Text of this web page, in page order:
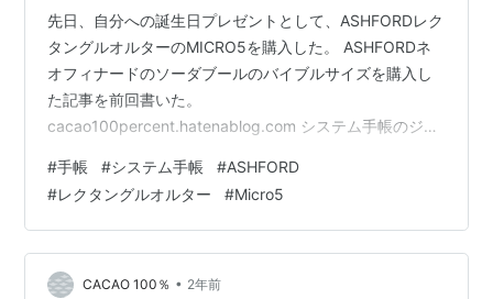
先日、自分への誕生日プレゼントとして、ASHFORDレク
タングルオルターのMICRO5を購入した。 ASHFORDネ
オフィナードのソーダブールのバイブルサイズを購入し
た記事を前回書いた。
cacao100percent.hatenablog.com システム手帳のジャ
ルオルターのMICRO5だった。 しかし、MICRO5はメイ
ン手帳にするには小さすぎると判断して購入を見送っ
た。 バイブルサイズのレクタングルオルターも可愛いけ
れど、MICRO5サイズのレクタングルオルターに心が惹
かれた。 そして、どうしても欲しくなり、自分の誕生日
#手帳 #システム手帳 #ASHFORD
#レクタングルオルター #Micro5
CACAO 100％ • 2年前